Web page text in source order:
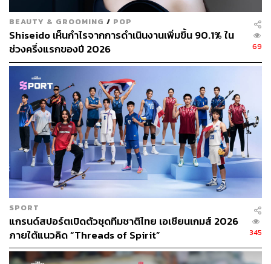
BEAUTY & GROOMING / POP
Shiseido เห็นกำไรจากการดำเนินงานเพิ่มขึ้น 90.1% ใน
ช่วงครึ่งแรกของปี 2026
69
SPORT
แกรนด์สปอร์ตเปิดตัวชุดทีมชาติไทย เอเชียนเกมส์ 2026
ภายใต้แนวคิด “Threads of Spirit”
345